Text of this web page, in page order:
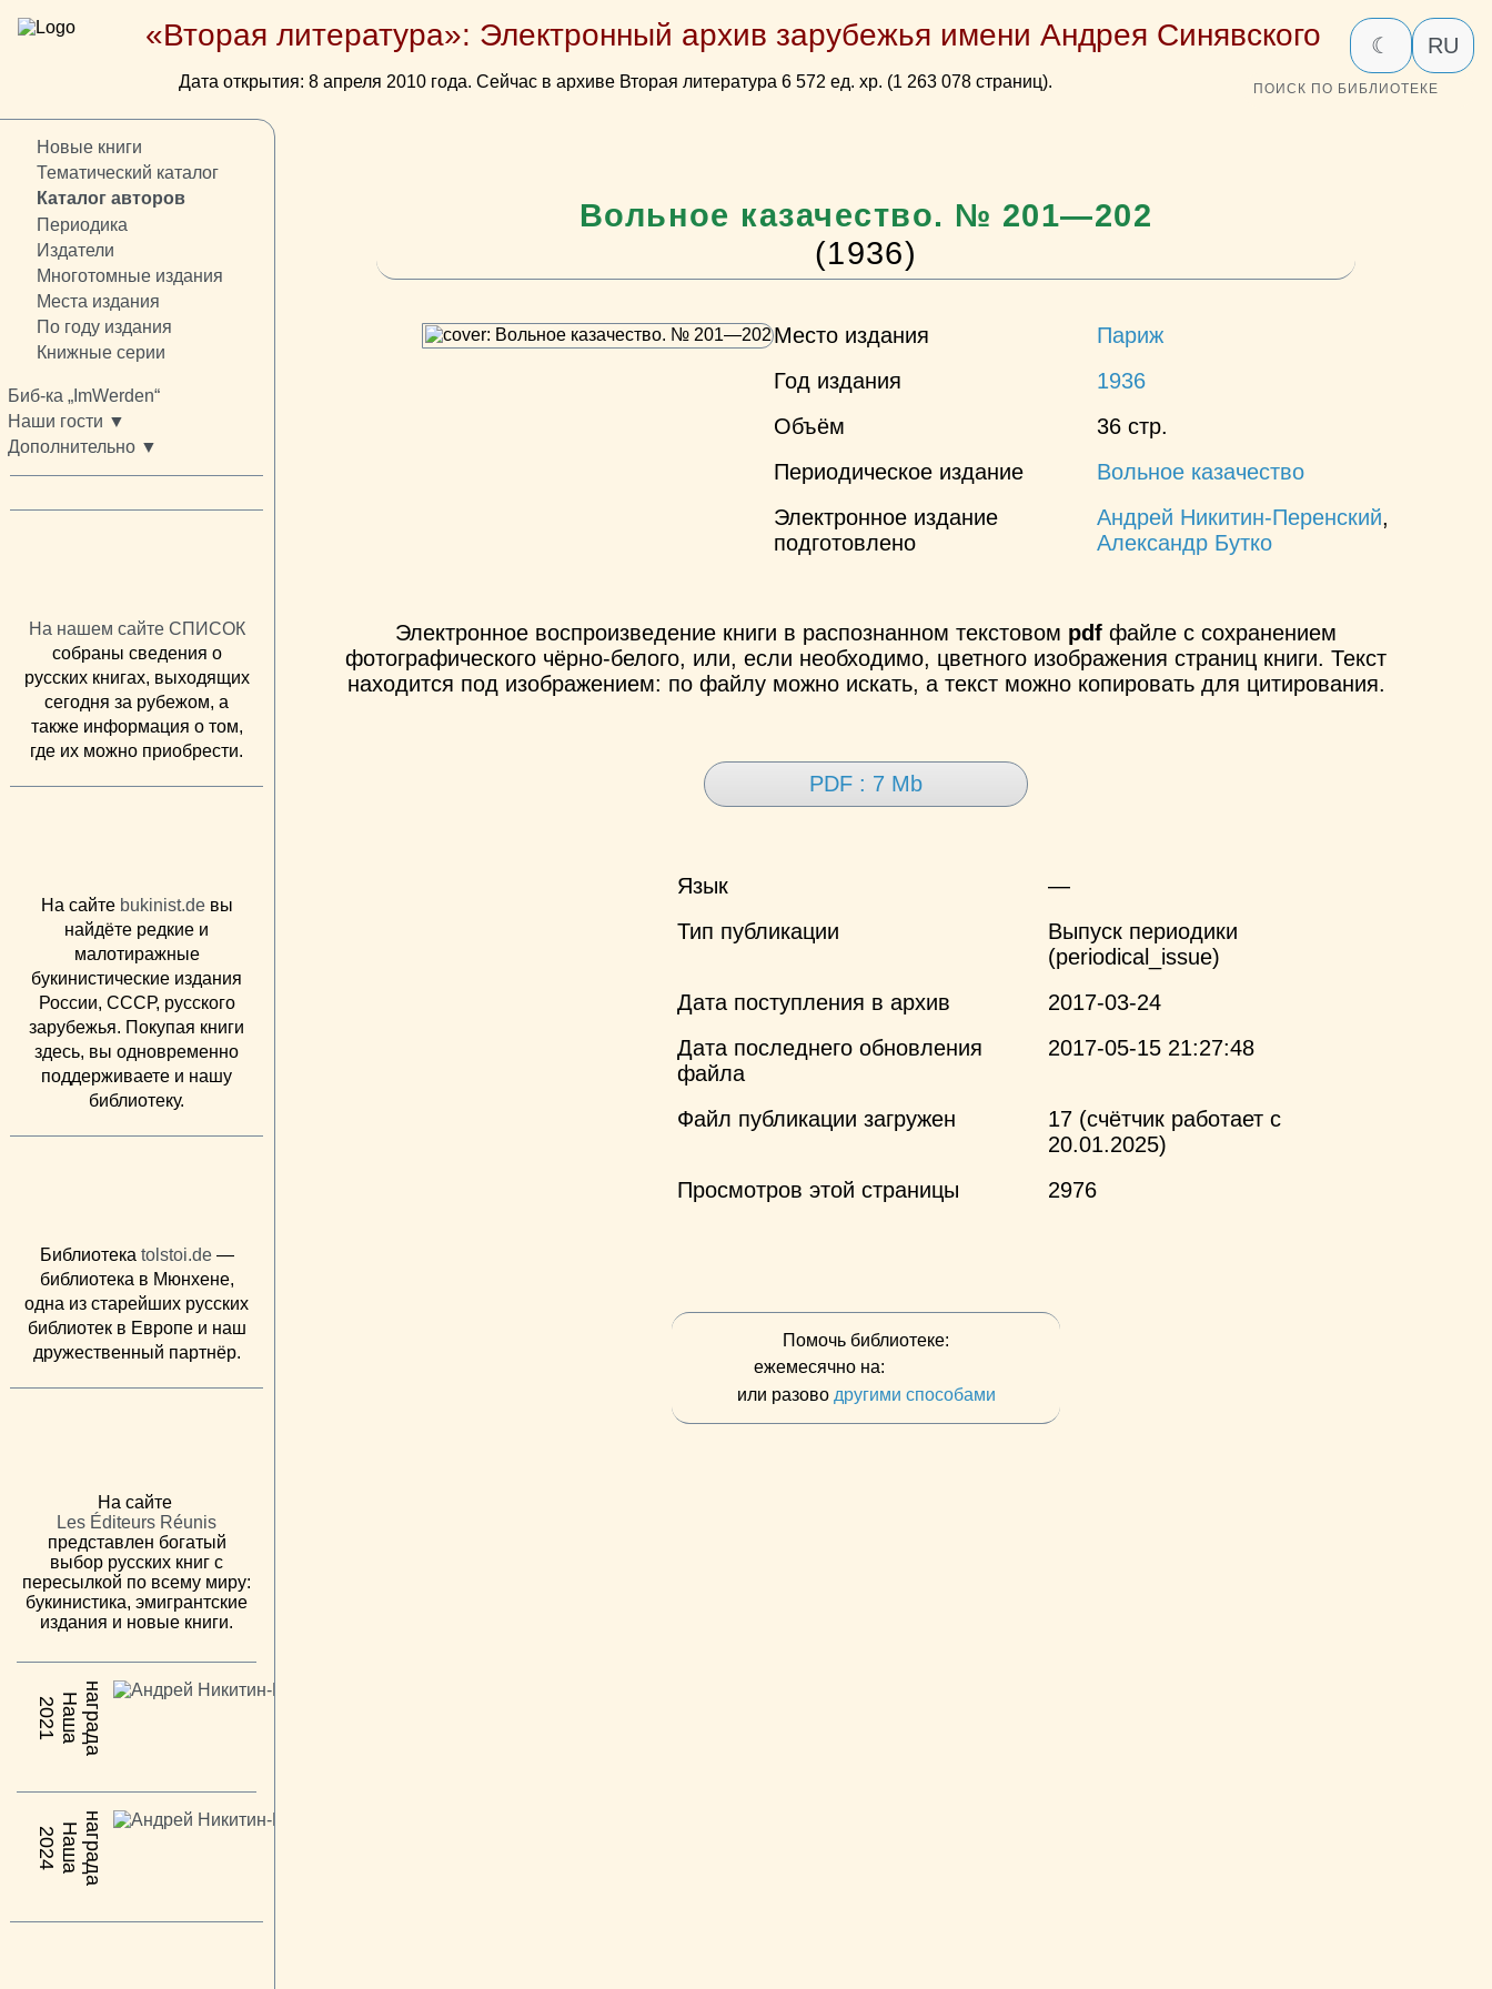
«Вторая литература»: Электронный архив зарубежья имени Андрея Синявского
Дата открытия: 8 апреля 2010 года. Сейчас в архиве Вторая литература 6 572 ед. хр. (1 263 078 страниц).
☾ RU
ПОИСК ПО БИБЛИОТЕКЕ
Новые книги
Тематический каталог
Каталог авторов
Периодика
Издатели
Многотомные издания
Места издания
По году издания
Книжные серии
Биб-ка „ImWerden“
Наши гости ▼
Дополнительно ▼
На нашем сайте СПИСОК
собраны сведения о
русских книгах, выходящих
сегодня за рубежом, а
также информация о том,
где их можно приобрести.
На сайте bukinist.deвы
найдёте редкие и
малотиражные
букинистические издания
России, СССР, русского
зарубежья. Покупая книги
здесь, вы одновременно
поддерживаете и нашу
библиотеку.
Библиотека tolstoi.de—
библиотека в Мюнхене,
одна из старейших русских
библиотек в Европе и наш
дружественный партнёр.
На сайте
Les Éditeurs Réunis
представлен богатый
выбор русских книг с
пересылкой по всему миру:
букинистика, эмигрантские
издания и новые книги.
2021 Н
а
ш
ан
а
г
р
а
да
2024 Н
а
ш
ан
а
г
р
а
да
Вольное казачество. № 201—202
(1936)
Место издания
Париж
Год издания
1936
Объём
36 стр.
Периодическое издание
Вольное казачество
Электронное издание
подготовлено
Андрей Никитин-Перенский,
Александр Бутко
Электронное воспроизведение книги в распознанном текстовом pdf файле с сохранением
фотографического чёрно-белого, или, если необходимо, цветного изображения страниц книги. Текст
находится под изображением: по файлу можно искать, а текст можно копировать для цитирования.
PDF : 7 Mb
Язык
—
Тип публикации
Выпуск периодики
(periodical_issue)
Дата поступления в архив
2017-03-24
Дата последнего обновления
файла
2017-05-15 21:27:48
Файл публикации загружен
17 (счётчик работает с
20.01.2025)
Просмотров этой страницы
2976
Помочь библиотеке:
ежемесячно на:
или разово другими способами